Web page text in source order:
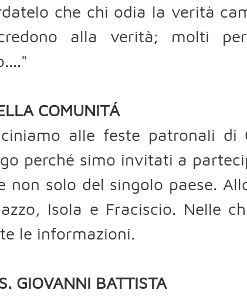
che chi odia la verità
alla verità; molti
COMUNITÁ
alle feste patronali di
perché simo invitati a
non solo del singolo paese.
Isola e Fraciscio. Nelle
le informazioni.
GIOVANNI BATTISTA